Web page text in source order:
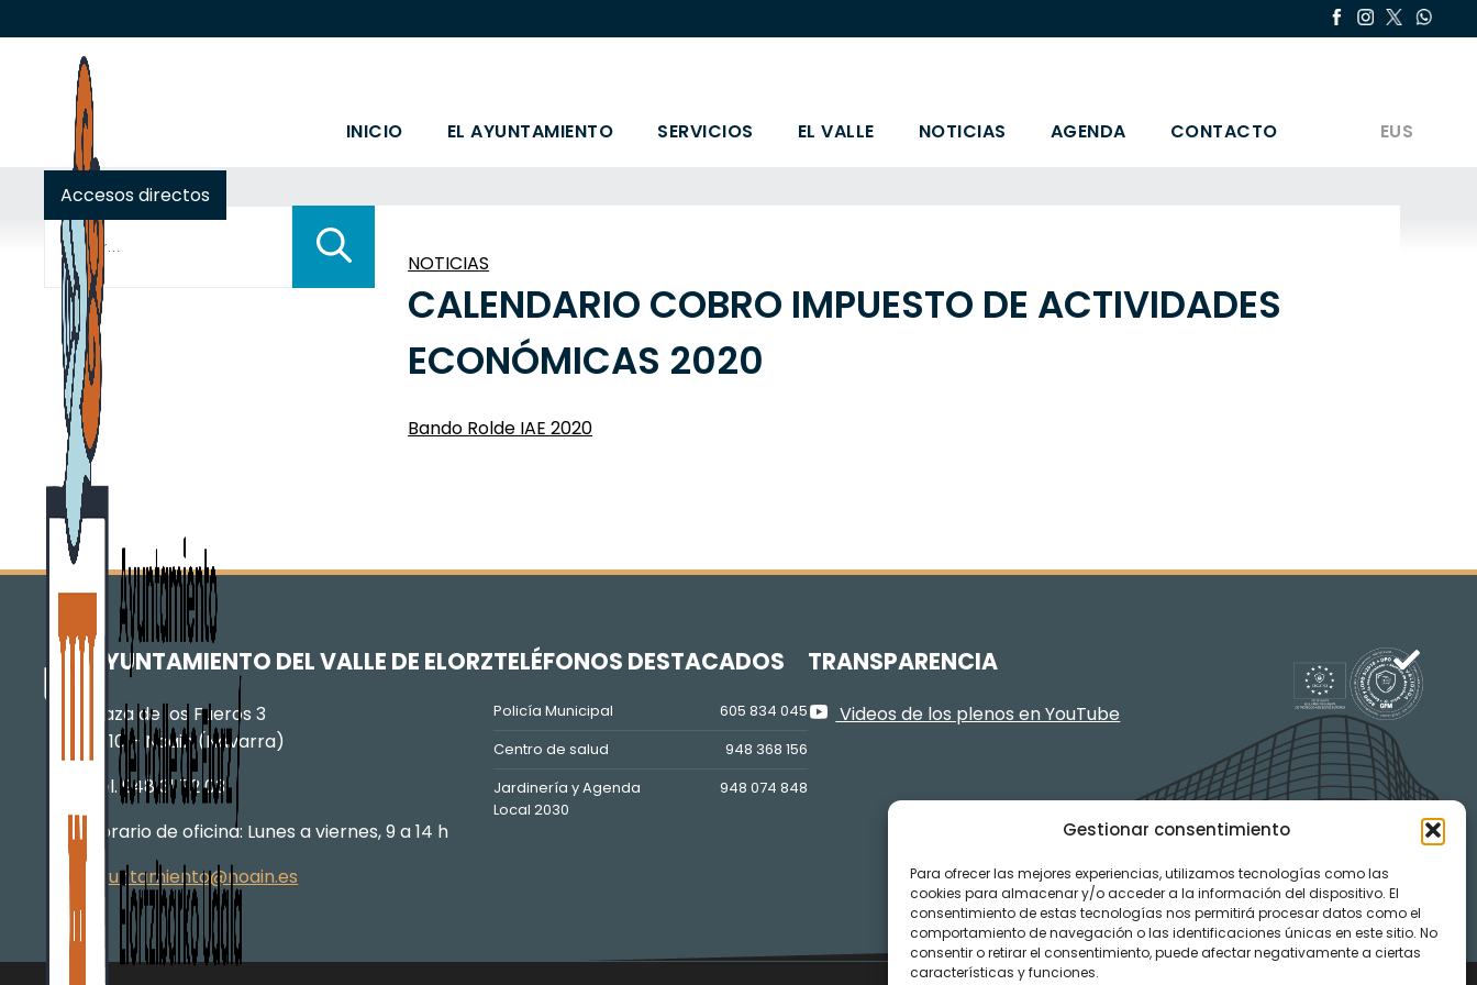
Gestionar consentimiento
Para ofrecer las mejores experiencias, utilizamos tecnologías como las
cookies para almacenar y/o acceder a la información del dispositivo. El
consentimiento de estas tecnologías nos permitirá procesar datos como el
comportamiento de navegación o las identificaciones únicas en este sitio. No
consentir o retirar el consentimiento, puede afectar negativamente a ciertas
características y funciones.
INICIO EL AYUNTAMIENTO SERVICIOS EL VALLE NOTICIAS AGENDA CONTACTO EUS
Accesos directos
Buscar:
NOTICIAS
CALENDARIO COBRO IMPUESTO DE ACTIVIDADES
ECONÓMICAS 2020
Bando Rolde IAE 2020
AYUNTAMIENTO DEL VALLE DE ELORZ
Plaza de los Fueros 3
31110 – Noáin (Navarra)
Tel. 948 31 72 03
Horario de oficina: Lunes a viernes, 9 a 14 h
ayuntamiento@noain.es
TELÉFONOS DESTACADOS
Policía Municipal
605 834 045
Centro de salud
948 368 156
Jardinería y Agenda
Local 2030
948 074 848
TRANSPARENCIA
Videos de los plenos en YouTube